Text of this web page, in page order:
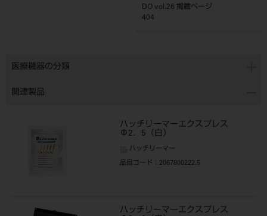
DO vol.26 掲載ページ
404
医療機器の分類
関連製品
ハッチリーマーエクスプレス
Φ2．5（白）
ハッチリーマー
品目コード ：2067800222.5
ハッチリーマーエクスプレス